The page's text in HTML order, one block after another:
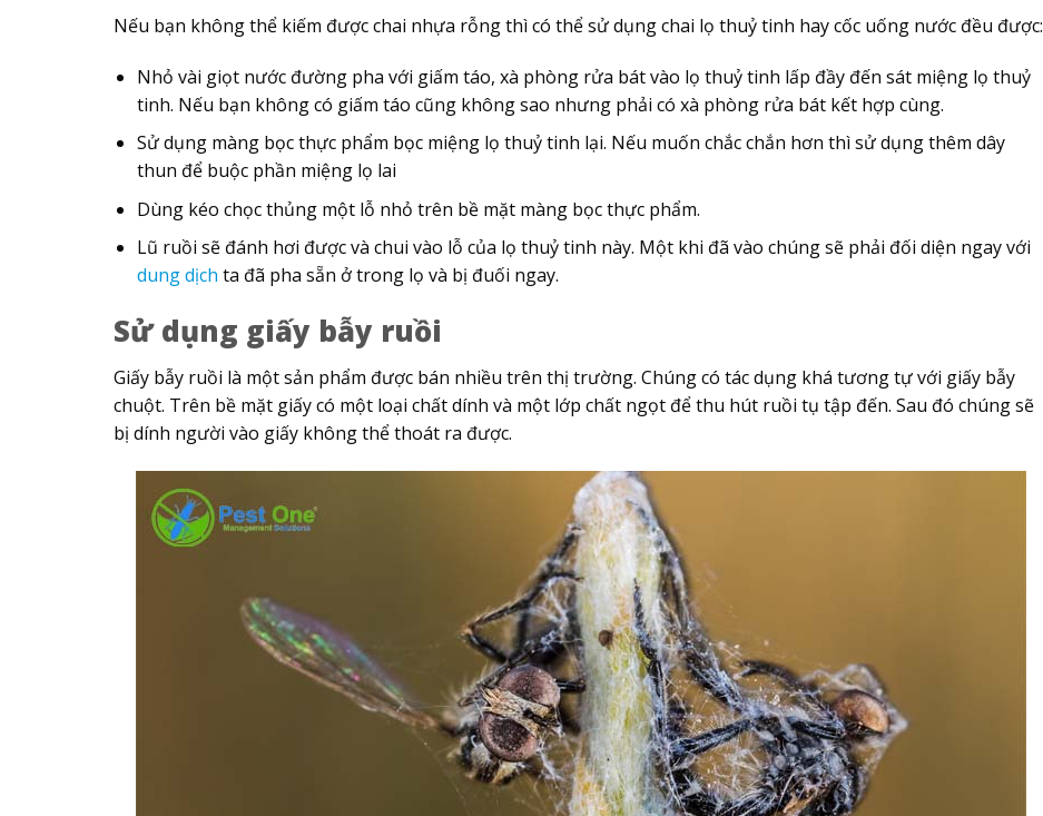
Nếu bạn không thể kiếm được chai nhựa rỗng thì có thể sử dụng chai lọ thuỷ tinh hay cốc uống nước đều được:
Nhỏ vài giọt nước đường pha với giấm táo, xà phòng rửa bát vào lọ thuỷ tinh lấp đầy đến sát miệng lọ thuỷ
tinh. Nếu bạn không có giấm táo cũng không sao nhưng phải có xà phòng rửa bát kết hợp cùng.
Sử dụng màng bọc thực phẩm bọc miệng lọ thuỷ tinh lại. Nếu muốn chắc chắn hơn thì sử dụng thêm dây
thun để buộc phần miệng lọ lai
Dùng kéo chọc thủng một lỗ nhỏ trên bề mặt màng bọc thực phẩm.
Lũ ruồi sẽ đánh hơi được và chui vào lỗ của lọ thuỷ tinh này. Một khi đã vào chúng sẽ phải đối diện ngay với
dung dịch ta đã pha sẵn ở trong lọ và bị đuối ngay.
Sử dụng giấy bẫy ruồi
Giấy bẫy ruồi là một sản phẩm được bán nhiều trên thị trường. Chúng có tác dụng khá tương tự với giấy bẫy
chuột. Trên bề mặt giấy có một loại chất dính và một lớp chất ngọt để thu hút ruồi tụ tập đến. Sau đó chúng sẽ
bị dính người vào giấy không thể thoát ra được.